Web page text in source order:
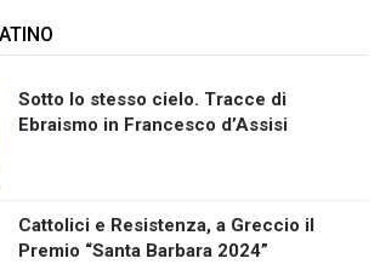
Sotto lo stesso cielo. Tracce di
Ebraismo in Francesco d’Assisi
Cattolici e Resistenza, a Greccio il
Premio “Santa Barbara 2024”